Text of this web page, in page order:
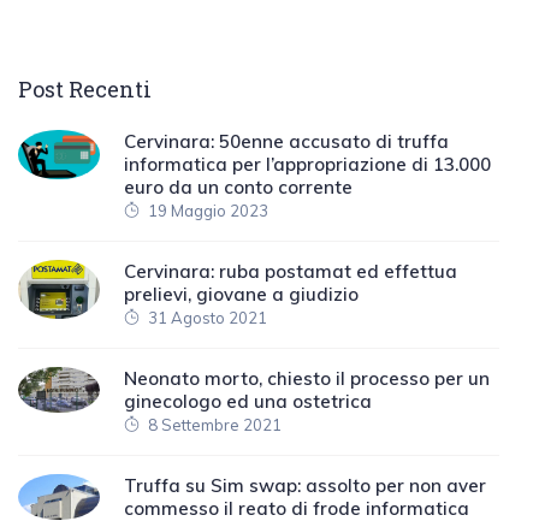
Post Recenti
Cervinara: 50enne accusato di truffa
informatica per l’appropriazione di 13.000
euro da un conto corrente
19 Maggio 2023
Cervinara: ruba postamat ed effettua
prelievi, giovane a giudizio
31 Agosto 2021
Neonato morto, chiesto il processo per un
ginecologo ed una ostetrica
8 Settembre 2021
Truffa su Sim swap: assolto per non aver
commesso il reato di frode informatica